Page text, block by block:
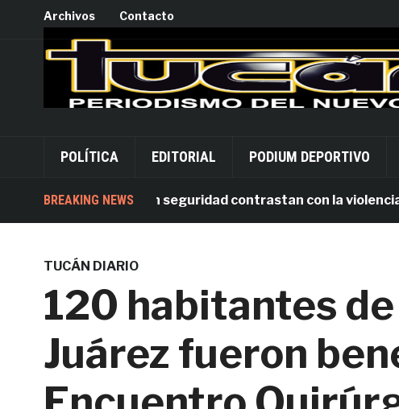
Archivos Contacto
POLÍTICA EDITORIAL PODIUM DEPORTIVO
BREAKING NEWS
inversiones en seguridad contrastan con la violencia que
TUCÁN DIARIO
120 habitantes
Juárez fueron